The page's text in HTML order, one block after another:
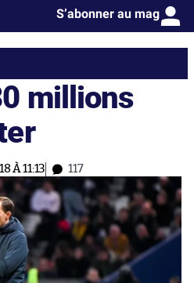
S’abonner au mag
millions
À 11:13 117